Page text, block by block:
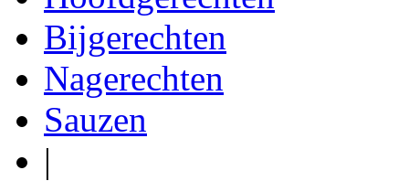
Bijgerechten
Nagerechten
Sauzen
|